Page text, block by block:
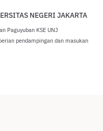
NEGERI JAKARTA
Paguyuban KSE UNJ
pendampingan dan masukan